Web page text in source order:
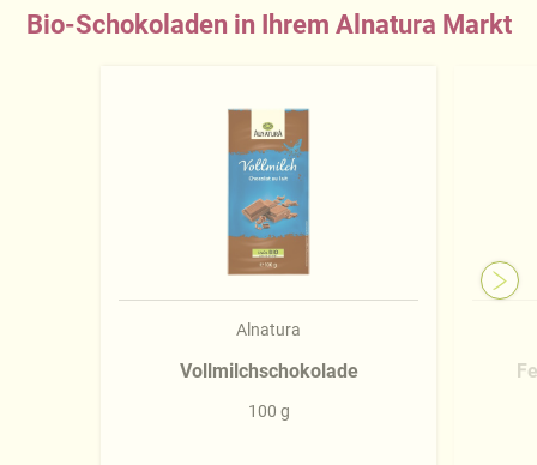
Bio-Schokoladen in Ihrem Alnatura Markt
Alnatura
Vollmilchschokolade
100 g